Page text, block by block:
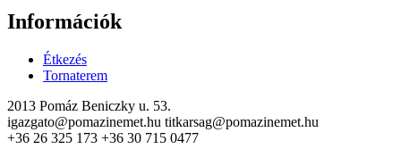
Információk
Étkezés
Tornaterem
2013 Pomáz Beniczky u. 53.
igazgato@pomazinemet.hu titkarsag@pomazinemet.hu
+36 26 325 173 +36 30 715 0477